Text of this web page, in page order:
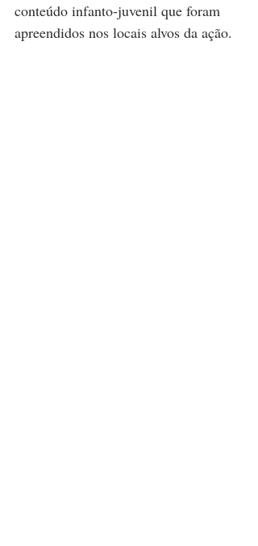
conteúdo infanto-juvenil que foram
apreendidos nos locais alvos da ação.